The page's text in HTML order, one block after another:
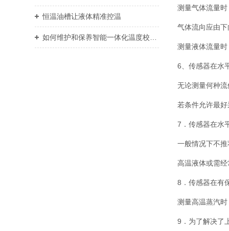
恒温油槽让液体精准控温
测量气体流量
气体流向应由
测量液体流量
6、传感器在水
无论测量何种
若条件允许最
7．传感器在水
一般情况下不
高温液体或需
8．传感器在有
测量高温蒸汽
9．为了解决了